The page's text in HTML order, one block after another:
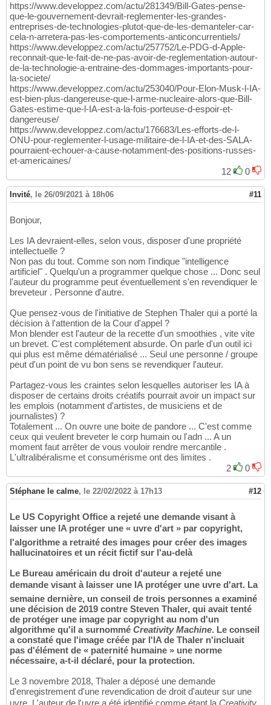
https://www.developpez.com/actu/281349/Bill-Gates-pense-
que-le-gouvernement-devrait-reglementer-les-grandes-
entreprises-de-technologies-plutot-que-de-les-demanteler-car-
cela-n-arretera-pas-les-comportements-anticoncurrentiels/
https://www.developpez.com/actu/257752/Le-PDG-d-Apple-
reconnait-que-le-fait-de-ne-pas-avoir-de-reglementation-autour-
de-la-technologie-a-entraine-des-dommages-importants-pour-
la-societe/
https://www.developpez.com/actu/253040/Pour-Elon-Musk-l-IA-
est-bien-plus-dangereuse-que-l-arme-nucleaire-alors-que-Bill-
Gates-estime-que-l-IA-est-a-la-fois-porteuse-d-espoir-et-
dangereuse/
https://www.developpez.com/actu/176683/Les-efforts-de-l-
ONU-pour-reglementer-l-usage-militaire-de-l-IA-et-des-SALA-
pourraient-echouer-a-cause-notamment-des-positions-russes-
et-americaines/
12
0
Invité, le 26/09/2021 à 18h06 #11
Bonjour,
Les IA devraient-elles, selon vous, disposer d'une propriété
intellectuelle ?
Non pas du tout. Comme son nom l'indique "intelligence
artificiel" . Quelqu'un a programmer quelque chose ... Donc seul
l'auteur du programme peut éventuellement s'en revendiquer le
breveteur . Personne d'autre.
Que pensez-vous de l'initiative de Stephen Thaler qui a porté la
décision à l'attention de la Cour d'appel ?
Mon blender est l'auteur de la recette d'un smoothies , vite vite
un brevet. C'est complétement absurde. On parle d'un outil ici
qui plus est même dématérialisé ... Seul une personne / groupe
peut d'un point de vu bon sens se revendiquer l'auteur.
Partagez-vous les craintes selon lesquelles autoriser les IA à
disposer de certains droits créatifs pourrait avoir un impact sur
les emplois (notamment d'artistes, de musiciens et de
journalistes) ?
Totalement ... On ouvre une boite de pandore ... C'est comme
ceux qui veulent breveter le corp humain ou l'adn ... A un
moment faut arrêter de vous vouloir rendre mercantile .
L'ultralibéralisme et consumérisme ont des limites .
2
0
Stéphane le calme, le 22/02/2022 à 17h13 #12
Le US Copyright Office a rejeté une demande visant à
laisser une IA protéger une « uvre d'art » par copyright,
l'algorithme a retraité des images pour créer des images
hallucinatoires et un récit fictif sur l'au-delà
Le Bureau américain du droit d'auteur a rejeté une
demande visant à laisser une IA protéger une uvre d'art. La
semaine dernière, un conseil de trois personnes a examiné
une décision de 2019 contre Steven Thaler, qui avait tenté
de protéger une image par copyright au nom d'un
algorithme qu'il a surnommé Creativity Machine. Le conseil
a constaté que l'image créée par l'IA de Thaler n'incluait
pas d'élément de « paternité humaine » une norme
nécessaire, a-t-il déclaré, pour la protection.
Le 3 novembre 2018, Thaler a déposé une demande
d'enregistrement d'une revendication de droit d'auteur sur une
uvre. L'auteur de l'uvre a été identifié comme étant la Creativity